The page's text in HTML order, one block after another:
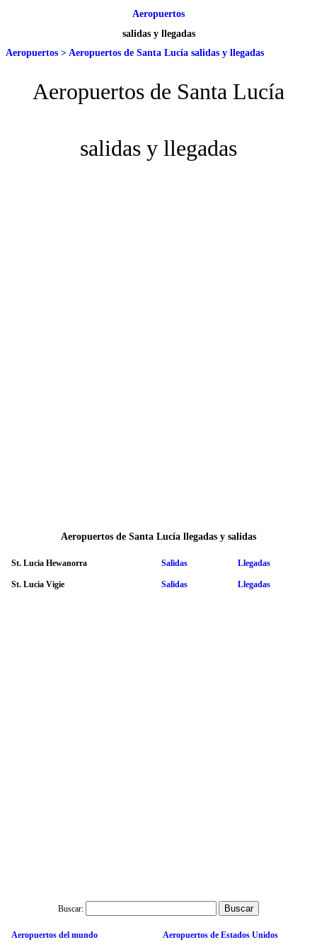
Aeropuertos
salidas y llegadas
Aeropuertos > Aeropuertos de Santa Lucía salidas y llegadas
Aeropuertos de Santa Lucía
salidas y llegadas
Aeropuertos de Santa Lucía llegadas y salidas
St. Lucia Hewanorra Salidas Llegadas
St. Lucia Vigie Salidas Llegadas
Buscar:
Aeropuertos del mundo Aeropuertos de Estados Unidos